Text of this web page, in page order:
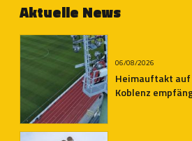
Aktuelle News
06/08/2026
Heimauftakt auf
Koblenz